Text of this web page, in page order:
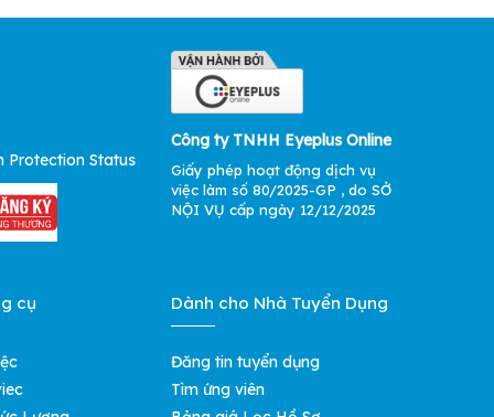
Công ty TNHH Eyeplus Online
Giấy phép hoạt động dịch vụ
việc làm số 80/2025-GP , do SỞ
NỘI VỤ cấp ngày 12/12/2025
cụ Dành cho Nhà Tuyển Dụng
Đăng tin tuyển dụng
Tìm ứng viên